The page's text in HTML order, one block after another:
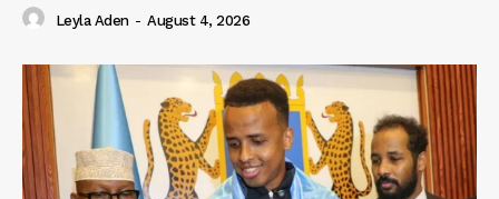
Leyla Aden - August 4, 2026